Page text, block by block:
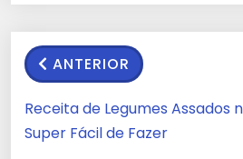
ANTERIOR
Receita de Legumes Assados
Super Fácil de Fazer